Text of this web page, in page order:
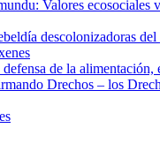
Valores ecosociales
descolonizadoras del
de la alimentación,
Drechos – los